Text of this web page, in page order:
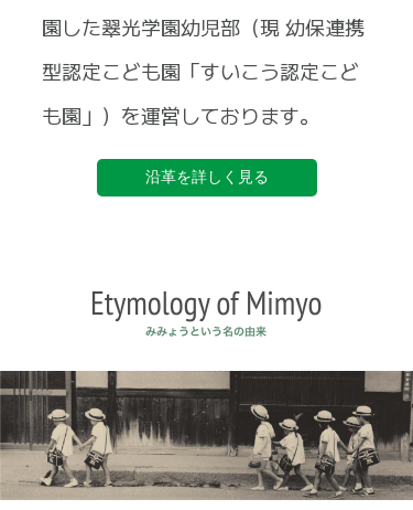
園した翠光学園幼児部（現 幼保連携
型認定こども園「すいこう認定こど
も園」）を運営しております。
沿革を詳しく見る